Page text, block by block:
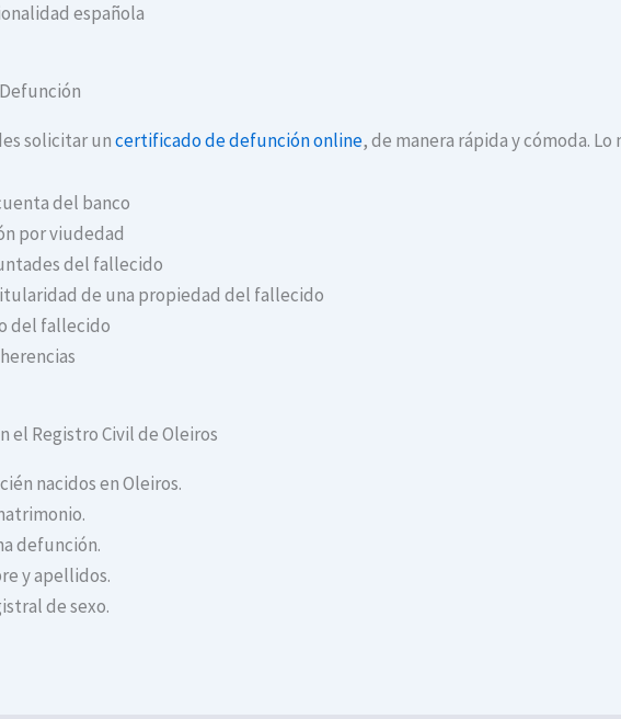
española
solicitar uncertificado de defunción online, de manera rápida y cómoda.
del banco
por viudedad
del fallecido
de una propiedad del fallecido
del fallecido
el Registro Civil de Oleiros
nacidos en Oleiros.
defunción.
y apellidos.
de sexo.